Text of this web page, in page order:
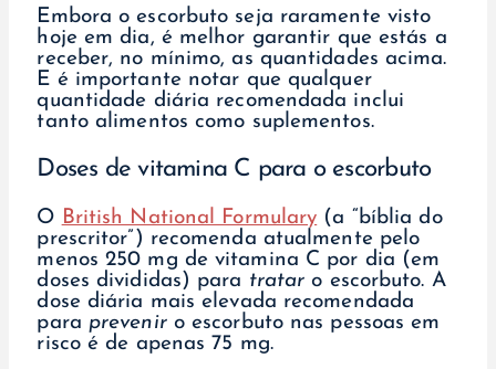
Embora o escorbuto seja raramente visto
hoje em dia, é melhor garantir que estás a
receber, no mínimo, as quantidades acima.
E é importante notar que qualquer
quantidade diária recomendada inclui
tanto alimentos como suplementos.
Doses de vitamina C para o escorbuto
O British National Formulary (a “bíblia do
prescritor”) recomenda atualmente pelo
menos 250 mg de vitamina C por dia (em
doses divididas) para tratar o escorbuto. A
dose diária mais elevada recomendada
para preveniro escorbuto nas pessoas em
risco é de apenas 75 mg.